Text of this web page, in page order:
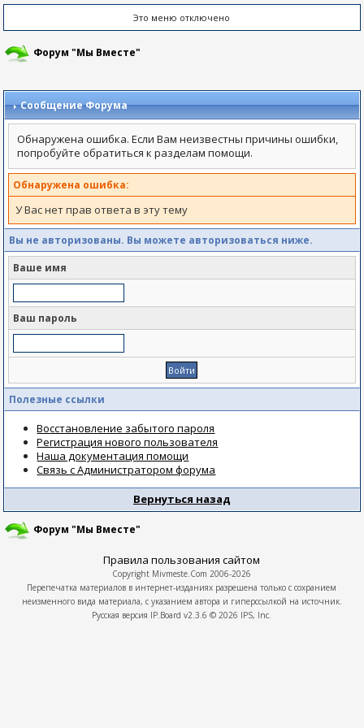
Это меню отключено
Форум "Мы Вместе"
Сообщение Форума
Обнаружена ошибка. Если Вам неизвестны причины ошибки,
попробуйте обратиться к разделам помощи.
Обнаружена ошибка:
У Вас нет прав ответа в эту тему
Вы не авторизованы. Вы можете авторизоваться ниже.
Ваше имя
Ваш пароль
Полезные ссылки
Восстановление забытого пароля
Регистрация нового пользователя
Наша документация помощи
Связь с Администратором форума
Вернуться назад
Форум "Мы Вместе"
Правила пользования сайтом
Copyright Mivmeste.Com 2006-2026
Перепечатка материалов в интернет-изданиях разрешена только с сохранием
неизменного вида материала, с указанием автора и гиперссылкой на источник.
Русская версия IP.Board v2.3.6 © 2026 IPS, Inc.